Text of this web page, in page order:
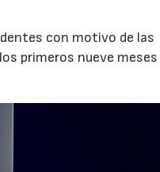
con motivo de las
primeros nueve meses